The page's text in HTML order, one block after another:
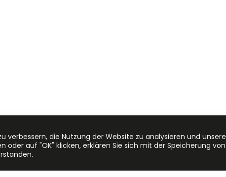
verbessern, die Nutzung der Website zu analysieren und unsere
auf "OK" klicken, erklären Sie sich mit der Speicherung von